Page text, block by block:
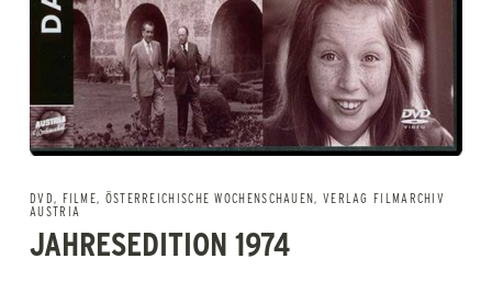
DVD, FILME, ÖSTERREICHISCHE WOCHENSCHAUEN, VERLAG FILMARCHIV
AUSTRIA
JAHRESEDITION 1974